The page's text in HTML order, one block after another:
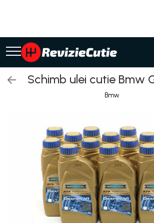
Ulei cutie automata
Filtre cutii automate
Schimb ulei cutie Bmw
Bmw